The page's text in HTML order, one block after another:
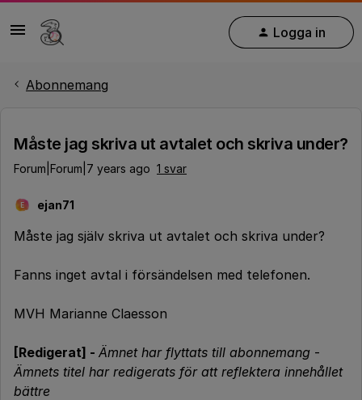
Logga in
Abonnemang
Måste jag skriva ut avtalet och skriva under?
Forum|Forum|7 years ago 1 svar
E ejan71
Måste jag själv skriva ut avtalet och skriva under?
Fanns inget avtal i försändelsen med telefonen.
MVH Marianne Claesson
[Redigerat] - Ämnet har flyttats till abonnemang -
Ämnets titel har redigerats för att reflektera innehållet
bättre